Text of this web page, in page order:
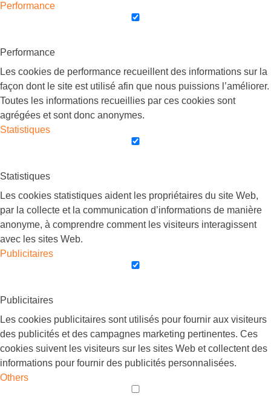
Performance
Performance
Les cookies de performance recueillent des informations sur la
façon dont le site est utilisé afin que nous puissions l’améliorer.
Toutes les informations recueillies par ces cookies sont
agrégées et sont donc anonymes.
Statistiques
Statistiques
Les cookies statistiques aident les propriétaires du site Web,
par la collecte et la communication d’informations de manière
anonyme, à comprendre comment les visiteurs interagissent
avec les sites Web.
Publicitaires
Publicitaires
Les cookies publicitaires sont utilisés pour fournir aux visiteurs
des publicités et des campagnes marketing pertinentes. Ces
cookies suivent les visiteurs sur les sites Web et collectent des
informations pour fournir des publicités personnalisées.
Others